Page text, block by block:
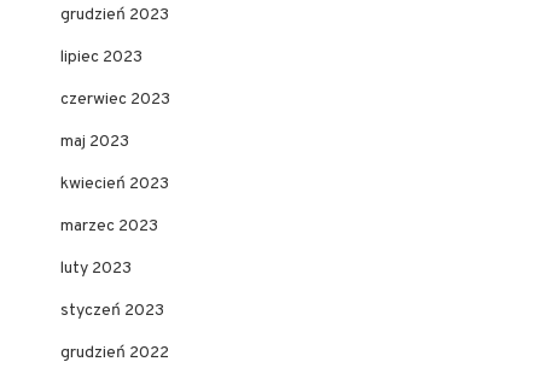
grudzień 2023
lipiec 2023
czerwiec 2023
maj 2023
kwiecień 2023
marzec 2023
luty 2023
styczeń 2023
grudzień 2022